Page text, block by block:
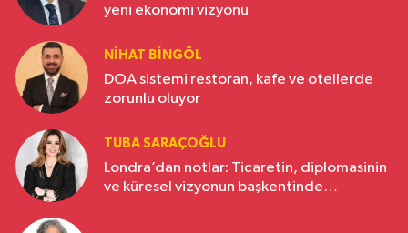
yeni ekonomi vizyonu
NIHAT BINGÖL
DOA sistemi restoran, kafe ve otellerde
zorunlu oluyor
TUBA SARAÇOĞLU
Londra’dan notlar: Ticaretin, diplomasinin
ve küresel vizyonun başkentinde